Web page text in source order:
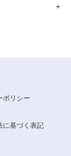
＋
ポリシー
に基づく表記